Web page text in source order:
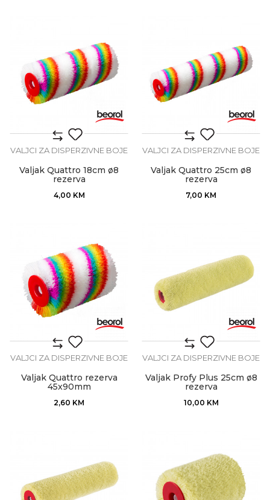
VALJCI ZA DISPERZIVNE BOJE
Valjak Quattro 18cm ø8
rezerva
4,00 KM
VALJCI ZA DISPERZIVNE BOJE
Valjak Quattro 25cm ø8
rezerva
7,00 KM
VALJCI ZA DISPERZIVNE BOJE
Valjak Quattro rezerva
45x90mm
2,60 KM
VALJCI ZA DISPERZIVNE BOJE
Valjak Profy Plus 25cm ø8
rezerva
10,00 KM